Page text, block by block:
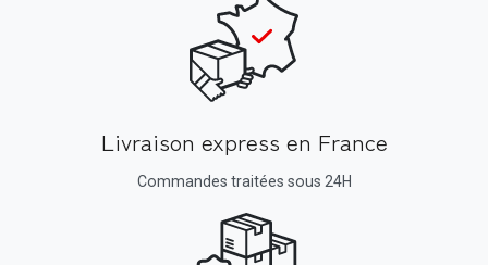
Livraison express en France
Commandes traitées sous 24H